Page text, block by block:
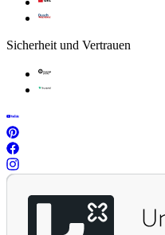
Sicherheit und Vertrauen